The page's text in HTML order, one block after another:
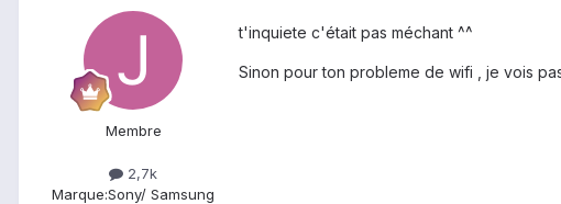
Membre
2,7k
Marque:Sony/ Samsung
t'inquiete c'était pas méchant ^^
Sinon pour ton probleme de wifi , je vois